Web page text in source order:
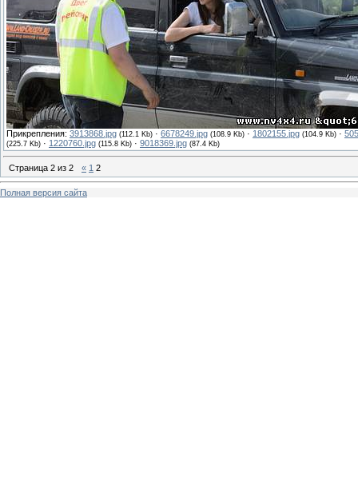
Прикрепления: 3913868.jpg (112.1 Kb) · 6678249.jpg (108.9 Kb) · 1802155.jpg (104.9 Kb) ·
(225.7 Kb) · 1220760.jpg (115.8 Kb) · 9018369.jpg (87.4 Kb)
Страница 2 из 2 « 1 2
Полная версия сайта